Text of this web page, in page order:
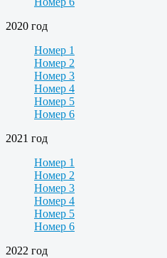
2020 год
Номер 1
Номер 2
Номер 3
Номер 4
Номер 5
Номер 6
2021 год
Номер 1
Номер 2
Номер 3
Номер 4
Номер 5
Номер 6
2022 год